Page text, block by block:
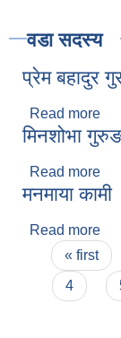
वडा सदस्य
प्रेम बहादुर
Read more
मिनशोभा
Read more
मनमाया कामी
Read more
Pages
« first
4